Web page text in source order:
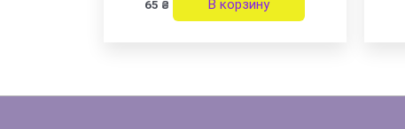
65 ₴ В корзину